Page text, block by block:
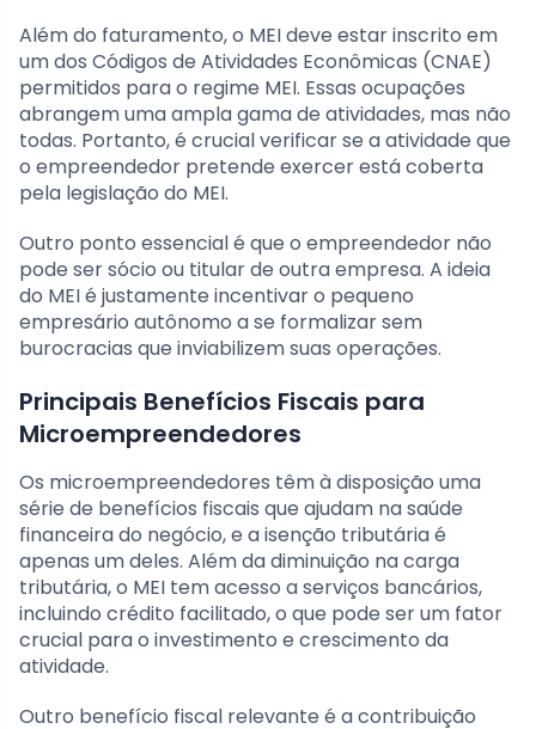
Além do faturamento, o MEI deve estar inscrito em
um dos Códigos de Atividades Econômicas (CNAE)
permitidos para o regime MEI. Essas ocupações
abrangem uma ampla gama de atividades, mas não
todas. Portanto, é crucial verificar se a atividade que
o empreendedor pretende exercer está coberta
pela legislação do MEI.
Outro ponto essencial é que o empreendedor não
pode ser sócio ou titular de outra empresa. A ideia
do MEI é justamente incentivar o pequeno
empresário autônomo a se formalizar sem
burocracias que inviabilizem suas operações.
Principais Benefícios Fiscais para
Microempreendedores
Os microempreendedores têm à disposição uma
série de benefícios fiscais que ajudam na saúde
financeira do negócio, e a isenção tributária é
apenas um deles. Além da diminuição na carga
tributária, o MEI tem acesso a serviços bancários,
incluindo crédito facilitado, o que pode ser um fator
crucial para o investimento e crescimento da
atividade.
Outro benefício fiscal relevante é a contribuição